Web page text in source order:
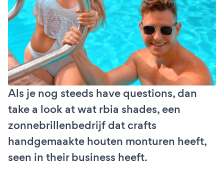
Als je nog steeds have questions, dan
take a look at wat rbia shades, een
zonnebrillenbedrijf dat crafts
handgemaakte houten monturen heeft,
seen in their business heeft.